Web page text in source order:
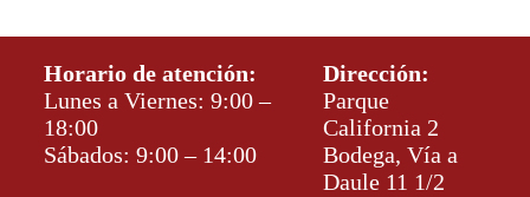
Horario de atención:
Lunes a Viernes: 9:00 –
18:00
Sábados: 9:00 – 14:00
Dirección:
Parque
California 2
Bodega, Vía a
Daule 11 1/2